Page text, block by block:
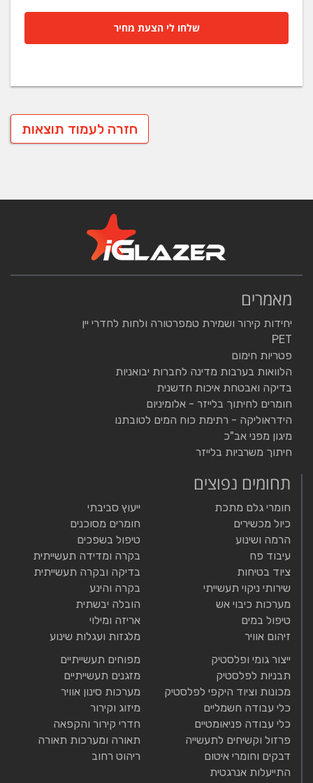
שלחו לי הצעת מחיר
חזרה לעמוד תוצאות
מאמרים
יחידות קירור ושמירת טמפרטורה ולחות לחדרי יין
PET
פטריות חימום
הלוואות בערבות מדינה לחברות יבואניות
בדיקה ואבטחת איכות חדשנית
חומרים לחיתוך בלייזר - אלומיניום
הידראוליקה - רתימת כוח המים לטובתנו
מיגון מפני אב"כ
חיתוך משרביות בלייזר
תחומים נפוצים
חומרי גלם מתכת
כיול מכשירים
הרמה ושינוע
עיבוד פח
ציוד בטיחות
שירותי ניקוי תעשייתי
מערכות כיבוי אש
טיפול במים
זיהום אוויר
ייעוץ סביבתי
חומרים מסוכנים
טיפול בשפכים
בקרה ומדידה תעשייתית
בדיקה ובקרה תעשייתית
בקרה והינע
הובלה יבשתית
אריזה ומילוי
מלגזות ועגלות שינוע
ייצור גומי ופלסטיק
תבניות לפלסטיק
מכונות וציוד היקפי לפלסטיק
כלי עבודה חשמליים
כלי עבודה פניאומטיים
פרזול וקשיחים לתעשייה
דבקים וחומרי איטום
התייעלות אנרגטית
מפוחים תעשייתיים
מזגנים תעשייתיים
מערכות סינון אוויר
מיזוג וקירור
חדרי קירור והקפאה
תאורה ומערכות תאורה
ריהוט רחוב